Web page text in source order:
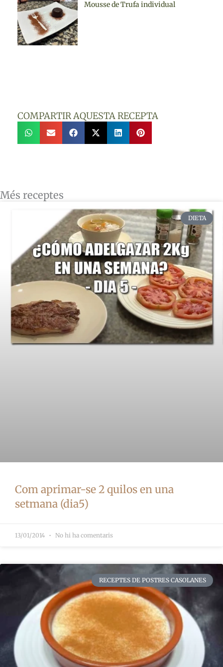
Mousse de Trufa individual
COMPARTIR AQUESTA RECEPTA
Més receptes
DIETA
Com aprimar-se 2 quilos en una
setmana (dia5)
13/01/2014 No hi ha comentaris
RECEPTES DE POSTRES CASOLANES